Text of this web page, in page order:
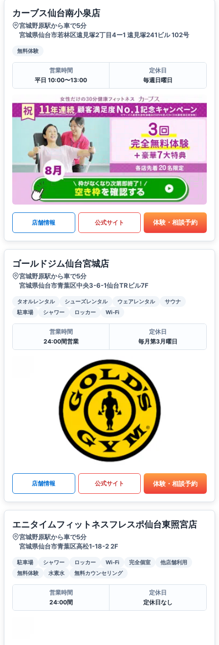
カーブス仙台南小泉店
宮城野原駅から車で5分
宮城県仙台市若林区遠見塚2丁目4ー1 遠見塚241ビル 102号
無料体験
営業時間
平日 10:00〜13:00
定休日
毎週日曜日
店舗情報 公式サイト 体験・相談予約
ゴールドジム仙台宮城店
宮城野原駅から車で5分
宮城県仙台市青葉区中央3-6-1仙台TRビル7F
タオルレンタル シューズレンタル ウェアレンタル
サウナ
駐車場
シャワー ロッカー Wi-Fi
営業時間
24:00間営業
定休日
毎月第3月曜日
店舗情報 公式サイト 体験・相談予約
エニタイムフィットネスフレスポ仙台東照宮店
宮城野原駅から車で5分
宮城県仙台市青葉区高松1-18-2 2F
駐車場 シャワー ロッカー Wi-Fi 完全個室
他店舗利用
無料体験
水素水 無料カウンセリング
営業時間
24:00間
定休日
定休日なし